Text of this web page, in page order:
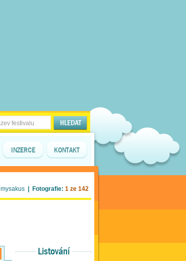
INZERCE KONTAKT
mysakus | Fotografie: 1 ze 142
Listování